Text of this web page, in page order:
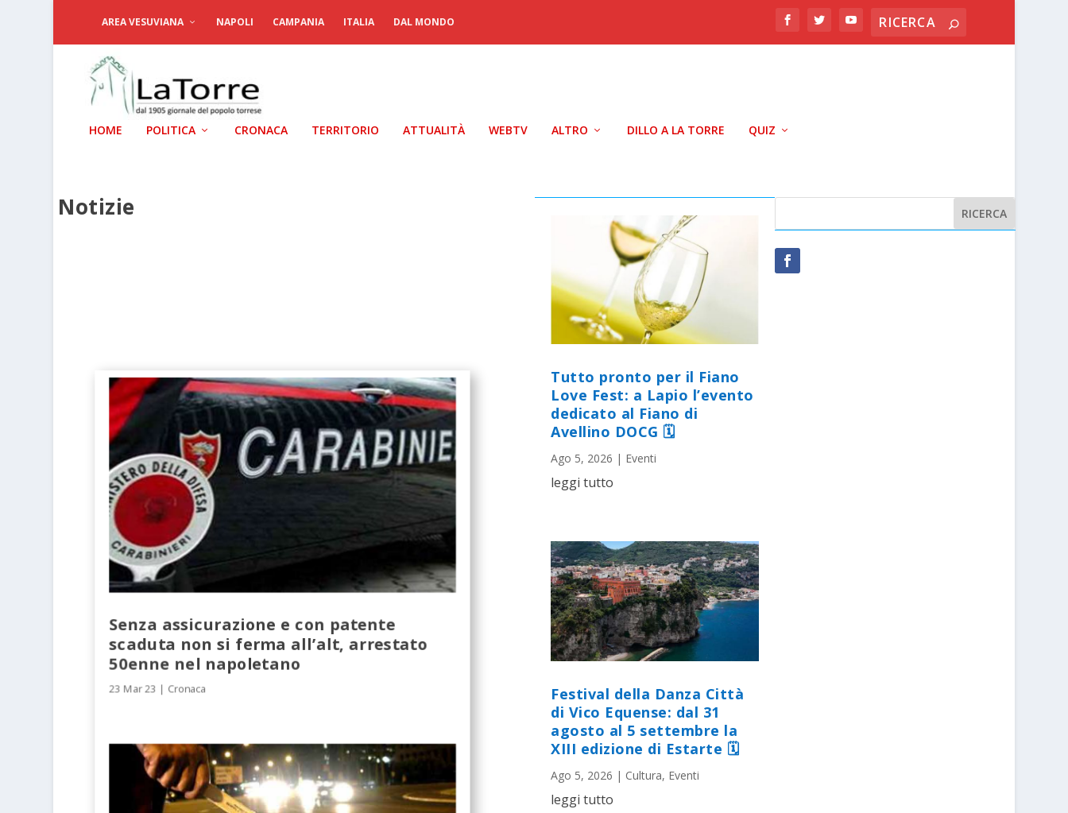
AREA VESUVIANA NAPOLI CAMPANIA ITALIA DAL MONDO
HOME POLITICA CRONACA TERRITORIO ATTUALITÀ WEBTV ALTRO DILLO A LA TORRE QUIZ
Notizie
Senza assicurazione e con patente
scaduta non si ferma all’alt, arrestato
50enne nel napoletano
23 Mar 23 | Cronaca
Tutto pronto per il Fiano
Love Fest: a Lapio l’evento
dedicato al Fiano di
Avellino DOCG 🗓
Ago 5, 2026 | Eventi
leggi tutto
Festival della Danza Città
di Vico Equense: dal 31
agosto al 5 settembre la
XIII edizione di Estarte 🗓
Ago 5, 2026 | Cultura, Eventi
leggi tutto